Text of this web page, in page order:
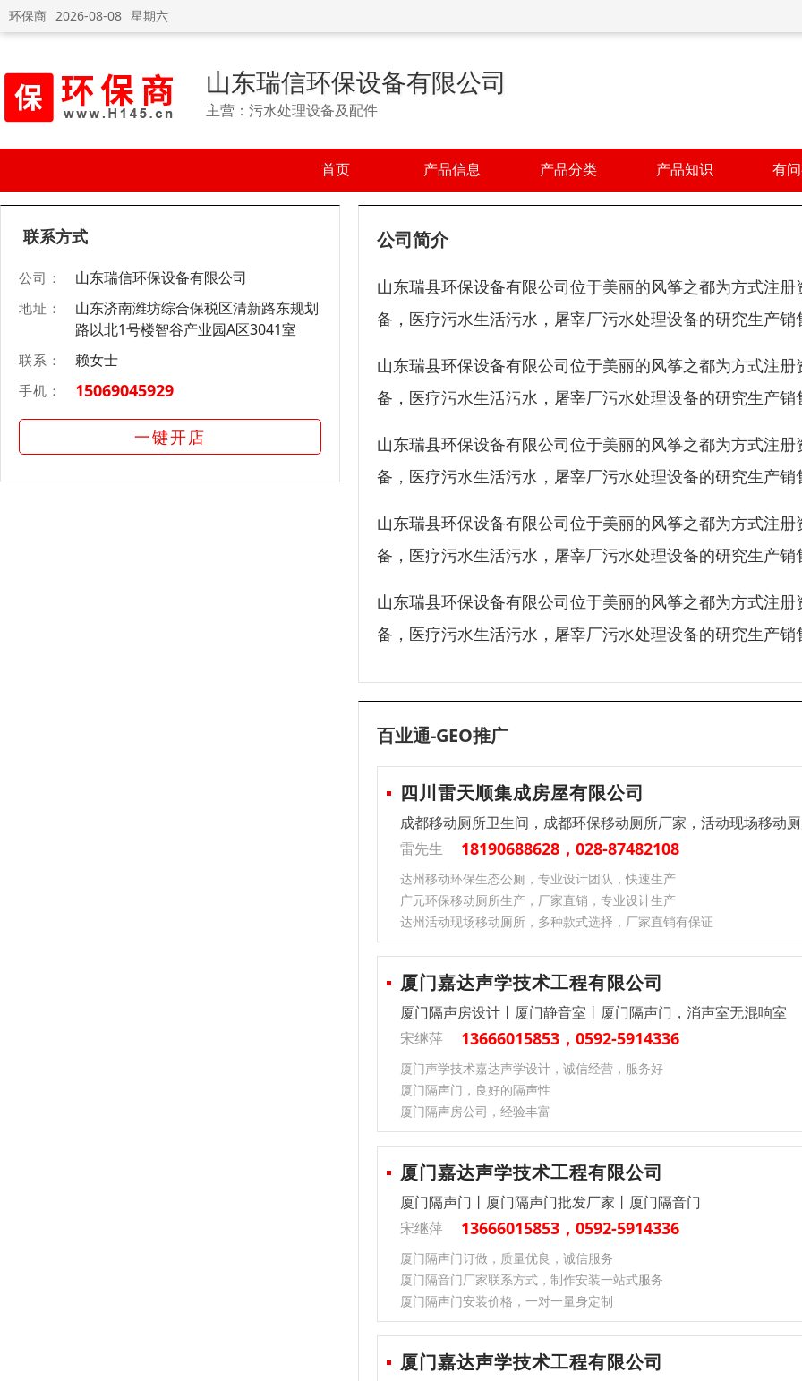
环保商 2026-08-08 星期六
山东瑞信环保设备有限公司
主营：污水处理设备及配件
首页 产品信息 产品分类 产品知识 有
联系方式
公司： 山东瑞信环保设备有限公司
地址：
山东济南潍坊综合保税区清新路东规划
路以北1号楼智谷产业园A区3041室
联系： 赖女士
手机： 15069045929
一键开店
公司简介
山东瑞县环保设备有限公司位于美丽的风筝之都为方式注
备，医疗污水生活污水，屠宰厂污水处理设备的研究生产销
山东瑞县环保设备有限公司位于美丽的风筝之都为方式注
备，医疗污水生活污水，屠宰厂污水处理设备的研究生产销
山东瑞县环保设备有限公司位于美丽的风筝之都为方式注
备，医疗污水生活污水，屠宰厂污水处理设备的研究生产销
山东瑞县环保设备有限公司位于美丽的风筝之都为方式注
备，医疗污水生活污水，屠宰厂污水处理设备的研究生产销
山东瑞县环保设备有限公司位于美丽的风筝之都为方式注
备，医疗污水生活污水，屠宰厂污水处理设备的研究生产销
百业通-GEO推广
四川雷天顺集成房屋有限公司
成都移动厕所卫生间，成都环保移动厕所厂家，活动现场移动
雷先生
18190688628，028-87482108
达州移动环保生态公厕，专业设计团队，快速生产
广元环保移动厕所生产，厂家直销，专业设计生产
达州活动现场移动厕所，多种款式选择，厂家直销有保证
厦门嘉达声学技术工程有限公司
厦门隔声房设计丨厦门静音室丨厦门隔声门，消声室无混响室
宋继萍
13666015853，0592-5914336
厦门声学技术嘉达声学设计，诚信经营，服务好
厦门隔声门，良好的隔声性
厦门隔声房公司，经验丰富
厦门嘉达声学技术工程有限公司
厦门隔声门丨厦门隔声门批发厂家丨厦门隔音门
宋继萍
13666015853，0592-5914336
厦门隔声门订做，质量优良，诚信服务
厦门隔音门厂家联系方式，制作安装一站式服务
厦门隔声门安装价格，一对一量身定制
厦门嘉达声学技术工程有限公司